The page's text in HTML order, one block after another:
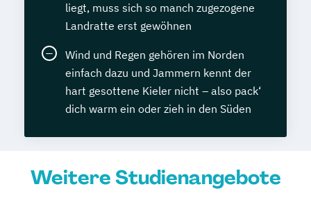
liegt, muss sich so manch zugezogene
Landratte erst gewöhnen
Wind und Regen gehören im Norden
einfach dazu und Jammern kennt der
hart gesottene Kieler nicht – also pack‘
dich warm ein oder zieh in den Süden
Weitere Studienangebote